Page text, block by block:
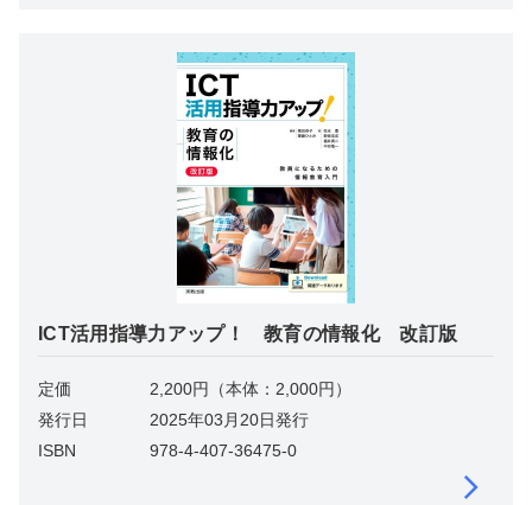
ICT活用指導力アップ！ 教育の情報化 改訂版
定価
2,200円（本体：2,000円）
発行日
2025年03月20日発行
ISBN
978-4-407-36475-0